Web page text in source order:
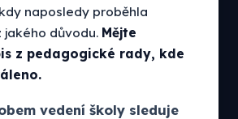
naposledy proběhla
důvodu. Mějte
z pedagogické rady, kde
vedení školy sleduje